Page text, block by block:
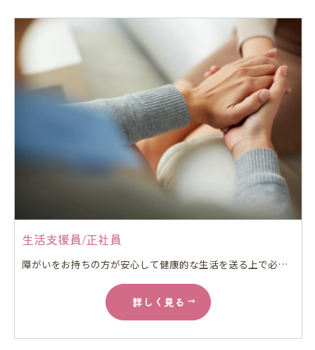
生活支援員/正社員
障がいをお持ちの方が安心して健康的な生活を送る上で必要な家事の手伝いをしていただきます。 経験がある方は行動援護もしていただきます。
詳しく見る